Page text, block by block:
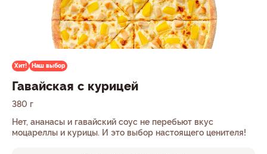
Хит! Наш выбор
Гавайская с курицей
380 г
Нет, ананасы и гавайский соус не перебьют вкус
моцареллы и курицы. И это выбор настоящего ценителя!